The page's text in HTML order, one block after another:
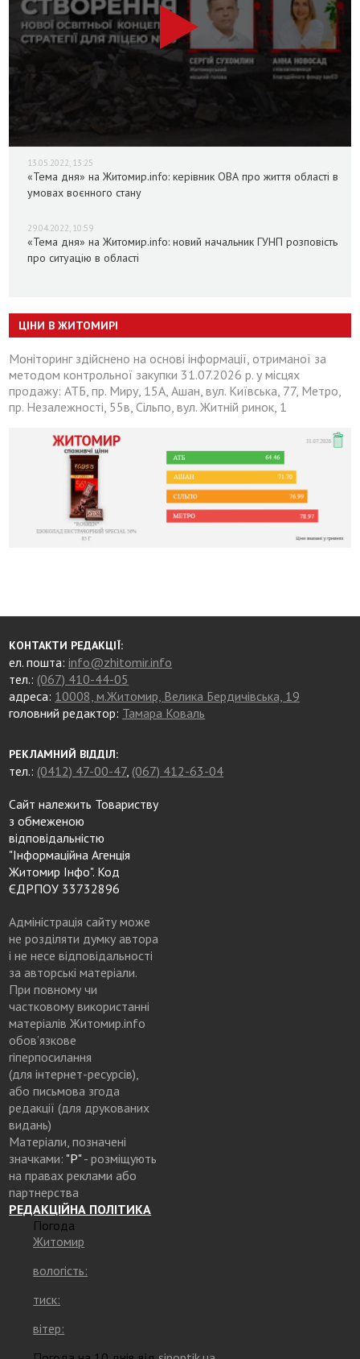
13.05.2022, 13:25
«Тема дня» на Житомир.info: керівник ОВА про життя області в
умовах воєнного стану
29.04.2022, 10:59
«Тема дня» на Житомир.info: новий начальник ГУНП розповість
про ситуацію в області
ЦІНИ В ЖИТОМИРІ
Моніторинг здійснено на основі інформації, отриманої за
методом контрольної закупки 31.07.2026 р. у місцях
продажу: АТБ, пр. Миру, 15А, Ашан, вул. Київська, 77, Метро,
пр. Незалежності, 55в, Сільпо, вул. Житній ринок, 1
КОНТАКТИ РЕДАКЦІЇ:
ел. пошта:info@zhitomir.info
тел.: (067) 410-44-05
адреса: 10008, м.Житомир, Велика Бердичівська, 19
головний редактор: Тамара Коваль
РЕКЛАМНИЙ ВІДДІЛ:
тел.: (0412) 47-00-47, (067) 412-63-04
Сайт належить Товариству
з обмеженою
відповідальністю
"Інформаційна Агенція
Житомир Інфо". Код
ЄДРПОУ 33732896
Адміністрація сайту може
не розділяти думку автора
і не несе відповідальності
за авторські матеріали.
При повному чи
частковому використанні
матеріалів Житомир.info
обов’язкове
гіперпосилання
(для інтернет-ресурсів),
або письмова згода
редакції (для друкованих
видань)
Матеріали, позначені
значками: "Р"- розміщують
на правах реклами або
партнерства
РЕДАКЦІЙНА ПОЛІТИКА
Погода
Житомир
вологість:
тиск:
вітер: